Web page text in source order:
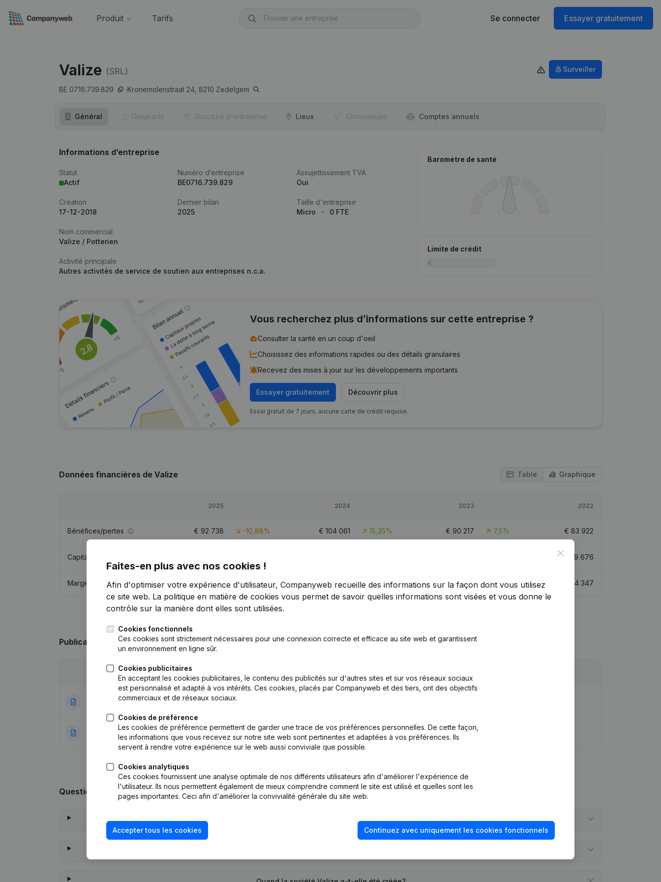
Produit Tarifs Se connecter Essayer gratuitement
Valize (SRL)
BE 0716.739.829 Kronemolenstraat 24, 8210 Zedelgem
Surveiller
Général Dirigeants Structure d'entreprise Lieux Chronologie Comptes annuels
Informations d’entreprise
Statut
Actif
Numéro d’entreprise
BE0716.739.829
Assujettissement TVA
Oui
Création
17-12-2018
Dernier bilan
2025
Taille d'entreprise
Micro
0 FTE
Nom commercial
Valize / Potterien
Activité principale
Autres activités de service de soutien aux entreprises n.c.a.
Baromètre de santé
Limite de crédit
Vous recherchez plus d’informations sur cette entreprise ?
Consulter la santé en un coup d'oeil
Choisissez des informations rapides ou des détails granulaires
Recevez des mises à jour sur les développements importants
Essayer gratuitement Découvrir plus
Essai gratuit de 7 jours, aucune carte de crédit requise.
Données financières de Valize Table Graphique
2025 2024 2023 2022
Bénéfices/pertes € 92 738 -10,88% € 104 061 15,35% € 90 217 7,5% € 83 922
Capitaux propres € 199 676
Marge brute €123 446 5,98% €116 477 -4,37% €121 797 6,51% 114 347
Publications de Valize
Publication
21-11-2022
Statuts (Traduction, Coordination, Autres Modifications, …) - Modification Forme Juridique - Divers - But - Demissions -
27-12-2018 Rubrique Constitution (Nouvelle Personne Morale, Ouverture Succursale, etc...)(NL)
Questions fréquemment posées
Quel est le numéro de TVA de Valize?
Close
Faites-en plus avec nos cookies !
Afin d'optimiser votre expérience d'utilisateur, Companyweb recueille des informations sur la façon dont vous utilisez
ce site web. La politique en matière de cookies vous permet de savoir quelles informations sont visées et vous donne le
contrôle sur la manière dont elles sont utilisées.
Cookies fonctionnels
Ces cookies sont strictement nécessaires pour une connexion correcte et efficace au site web et garantissent
un environnement en ligne sûr.
Cookies publicitaires
En acceptant les cookies publicitaires, le contenu des publicités sur d'autres sites et sur vos réseaux sociaux
est personnalisé et adapté à vos intérêts. Ces cookies, placés par Companyweb et des tiers, ont des objectifs
commerciaux et de réseaux sociaux.
Cookies de préférence
Les cookies de préférence permettent de garder une trace de vos préférences personnelles. De cette façon,
les informations que vous recevez sur notre site web sont pertinentes et adaptées à vos préférences. Ils
servent à rendre votre expérience sur le web aussi conviviale que possible.
Cookies analytiques
Ces cookies fournissent une analyse optimale de nos différents utilisateurs afin d'améliorer l'expérience de
l'utilisateur. Ils nous permettent également de mieux comprendre comment le site est utilisé et quelles sont les
pages importantes. Ceci afin d'améliorer la convivialité générale du site web.
Accepter tous les cookies Continuez avec uniquement les cookies fonctionnels